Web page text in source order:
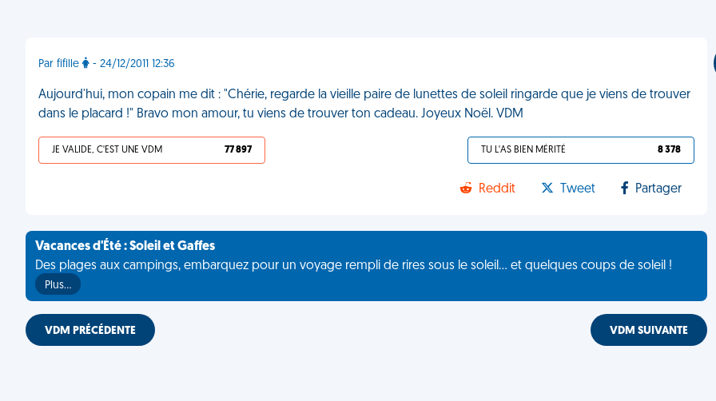
Par fifille - 24/12/2011 12:36
Aujourd'hui, mon copain me dit : "Chérie, regarde la vieille paire de lunettes de soleil ringarde que je viens de trouver
dans le placard !" Bravo mon amour, tu viens de trouver ton cadeau. Joyeux Noël. VDM
JE VALIDE, C'EST UNE VDM 77 897 TU L'AS BIEN MÉRITÉ 8 378
Reddit Tweet Partager
Vacances d'Été : Soleil et Gaffes
Des plages aux campings, embarquez pour un voyage rempli de rires sous le soleil... et quelques coups de soleil !
Plus…
VDM PRÉCÉDENTE VDM SUIVANTE